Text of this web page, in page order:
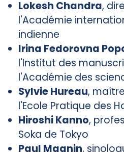
Lokesh Chandra,
l'Académie
indienne
Irina Fedorovna
l'Institut des
l'Académie des
Sylvie Hureau,
l'Ecole Pratique des
Hiroshi Kanno,
Soka de Tokyo
Paul Magnin,